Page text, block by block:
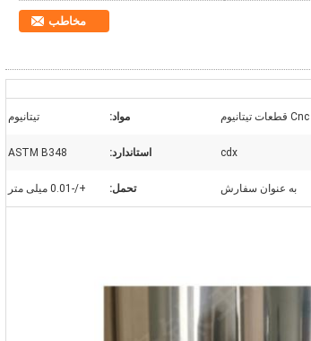
مخاطب
مواد: تیتانیوم
cdx استاندارد: ASTM B348
به عنوان سفارش تحمل: +/-0.01 میلی متر